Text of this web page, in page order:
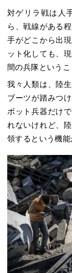
対ゲリラ戦は人
ら、戦線がある
手がどこから出
ット化しても、
間の兵隊というこ
我々人類は、陸
ブーツが踏みつ
ボット兵器だけ
れないけれど、
領するという機能